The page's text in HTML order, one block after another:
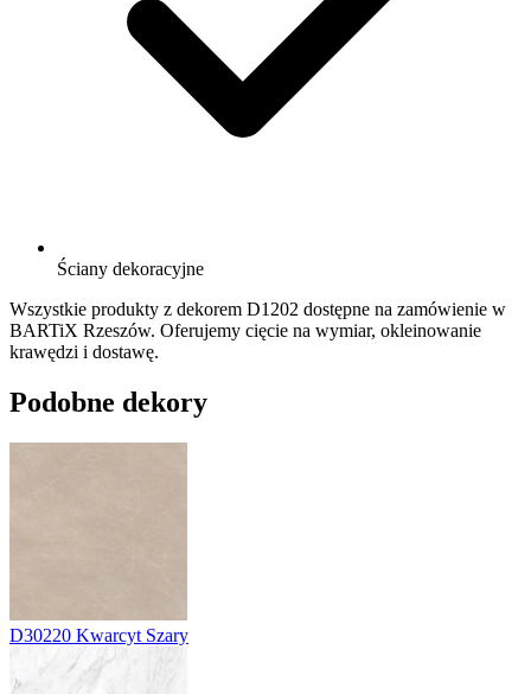
Ściany dekoracyjne
Wszystkie produkty z dekorem D1202 dostępne na zamówienie w
BARTiX Rzeszów. Oferujemy cięcie na wymiar, okleinowanie
krawędzi i dostawę.
Podobne dekory
D30220 Kwarcyt Szary